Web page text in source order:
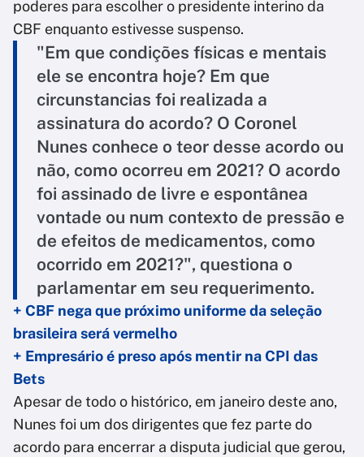
poderes para escolher o presidente interino da
CBF enquanto estivesse suspenso.
"Em que condições físicas e mentais
ele se encontra hoje? Em que
circunstancias foi realizada a
assinatura do acordo? O Coronel
Nunes conhece o teor desse acordo ou
não, como ocorreu em 2021? O acordo
foi assinado de livre e espontânea
vontade ou num contexto de pressão e
de efeitos de medicamentos, como
ocorrido em 2021?", questiona o
parlamentar em seu requerimento.
+ CBF nega que próximo uniforme da seleção
brasileira será vermelho
+ Empresário é preso após mentir na CPI das
Bets
Apesar de todo o histórico, em janeiro deste ano,
Nunes foi um dos dirigentes que fez parte do
acordo para encerrar a disputa judicial que gerou,